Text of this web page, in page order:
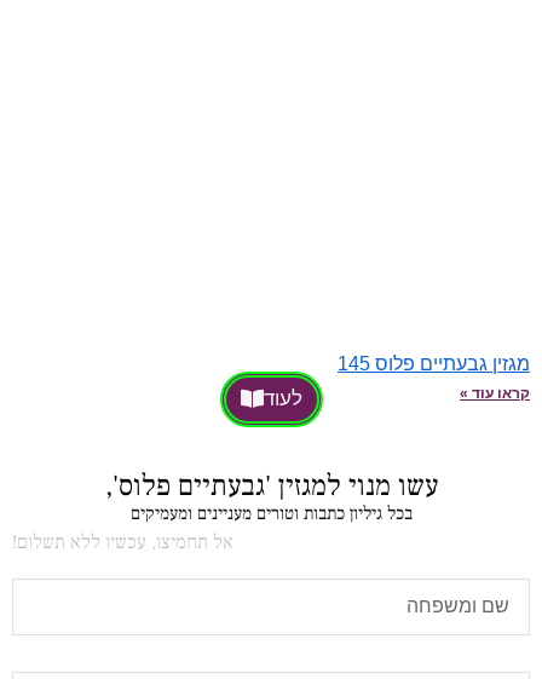
מגזין גבעתיים פלוס 145
קראו עוד » לעוד
עשו מנוי למגזין 'גבעתיים פלוס',
בכל גיליון כתבות וטורים מעניינים ומעמיקים
אל תחמיצו, עכשיו ללא תשלום!